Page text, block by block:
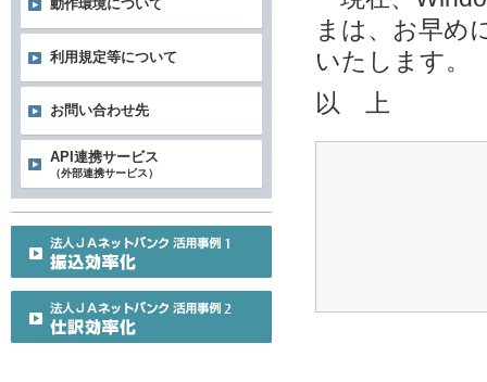
まは、お早め
いたします。
以 上
動作環境について
利用規定等について
お問い合わせ先
API連携サービス
（外部連携サービス）